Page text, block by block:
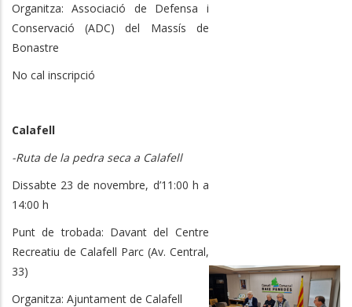
Organitza: Associació de Defensa i
Conservació (ADC) del Massís de
Bonastre
No cal inscripció
Calafell
-Ruta de la pedra seca a Calafell
Dissabte 23 de novembre, d’11:00 h a
14:00 h
Punt de trobada: Davant del Centre
Recreatiu de Calafell Parc (Av. Central,
33)
Organitza: Ajuntament de Calafell